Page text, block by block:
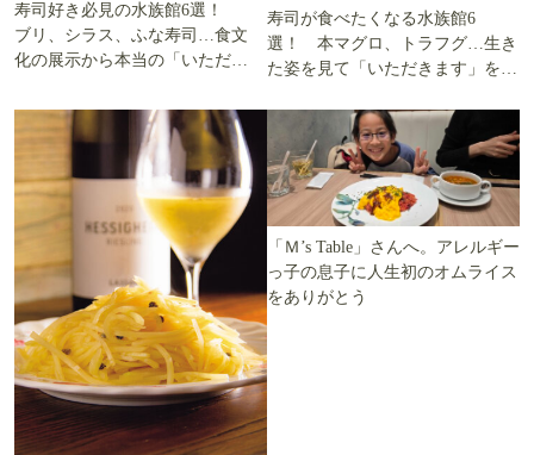
寿司好き必見の水族館6選！
ブリ、シラス、ふな寿司…食文
化の展示から本当の「いただき
寿司が食べたくなる水族館6
選！ 本マグロ、トラフグ…生き
た姿を見て「いただきます」を考
「Ｍ’s Table」さんへ。アレルギー
っ子の息子に人生初のオムライス
をありがとう